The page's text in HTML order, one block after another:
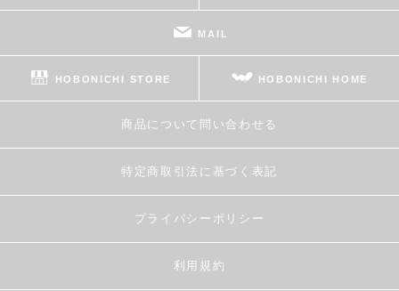
MAIL
HOBONICHI STORE HOBONICHI HOME
商品について問い合わせる
特定商取引法に基づく表記
プライバシーポリシー
利用規約